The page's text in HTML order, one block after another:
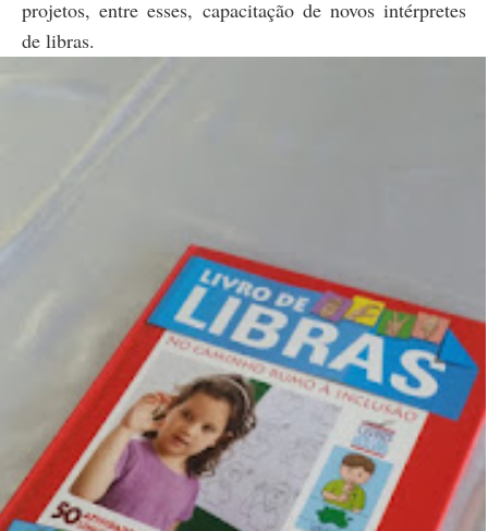
projetos, entre esses, capacitação de novos intérpretes
de libras.